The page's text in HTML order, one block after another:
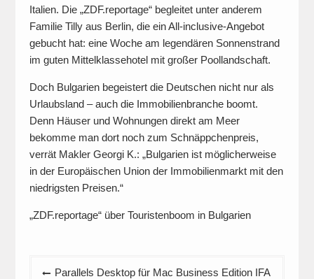
Italien. Die „ZDF.reportage“ begleitet unter anderem
Familie Tilly aus Berlin, die ein All-inclusive-Angebot
gebucht hat: eine Woche am legendären Sonnenstrand
im guten Mittelklassehotel mit großer Poollandschaft.
Doch Bulgarien begeistert die Deutschen nicht nur als
Urlaubsland – auch die Immobilienbranche boomt.
Denn Häuser und Wohnungen direkt am Meer
bekomme man dort noch zum Schnäppchenpreis,
verrät Makler Georgi K.: „Bulgarien ist möglicherweise
in der Europäischen Union der Immobilienmarkt mit den
niedrigsten Preisen.“
„ZDF.reportage“ über Touristenboom in Bulgarien
Beitragsnavigation
Parallels Desktop für Mac Business Edition IFA